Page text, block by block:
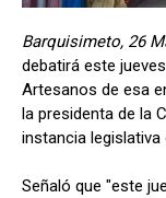
Barquisimeto, 26
debatirá este
Artesanos de esa
la presidenta de la
instancia legislativa
Señaló que "este